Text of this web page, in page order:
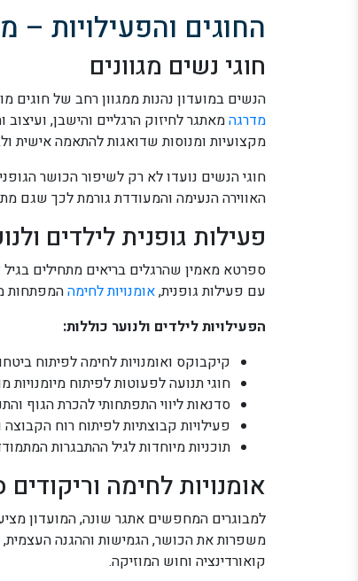
החוגים והפעילויות
חוגי נשים מגוונים
הנשים במועדון נהנות ממגוון רחב של חוגים
מדרגהמאתגר לחיזוק הרגליים והישבן,
מקצועיות ומנוסות שדואגות להתאמה אישית
חוגי הנשים נועדו לא רק לשיפור הכושר
האווירה הנעימה והמעודדת גורמת לכך שגם
פעילות גופנית לילדים
ספרטא מאמין שהרגלים בריאים מתחילים בגיל
עם פעילות גופנית,אומנויות לחימההמפתחות
הפעילויות לילדים ולנוער כוללות:
קיקבוקס ואומנויות לחימה לפיתוח
חוגי תנועה לפעוטות לפיתוח מיומנויות
סדנאות ליווי התפתחותי להכרת הגוף
פעילויות קבוצתיות לפיתוח רוח הקבוצה
תוכניות מיוחדות לגיל ההתבגרות
אומנויות לחימה וריקודים
למבוגרים המחפשים אתגר שונה, המועדון מציע
משפרות את הכושר, הגמישות וההגנה העצמית,
קואורדינציה וחוש המוזיקה.